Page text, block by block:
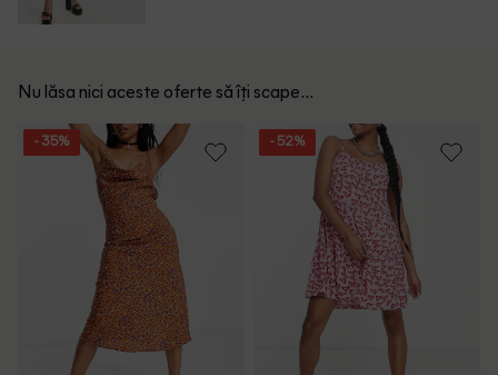
Nu lăsa nici aceste oferte să îți scape...
- 35% - 52%